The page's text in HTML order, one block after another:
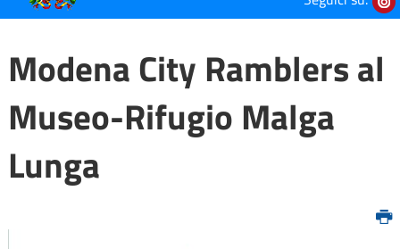
Modena City Ramblers al
Museo-Rifugio Malga
Lunga